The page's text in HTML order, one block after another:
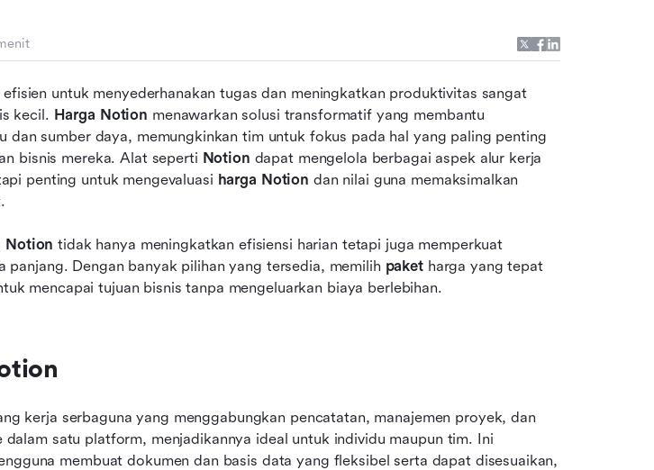
untuk menyederhanakan tugas dan meningkatkan produktivitas sangat
kecil. Harga Notion menawarkan solusi transformatif yang membantu
dan sumber daya, memungkinkan tim untuk fokus pada hal yang paling penting
bisnis mereka. Alat seperti Notion dapat mengelola berbagai aspek alur kerja
penting untuk mengevaluasi harga Notion dan nilai guna memaksimalkan
Notion tidak hanya meningkatkan efisiensi harian tetapi juga memperkuat
panjang. Dengan banyak pilihan yang tersedia, memilih paket harga yang tepat
mencapai tujuan bisnis tanpa mengeluarkan biaya berlebihan.
kerja serbaguna yang menggabungkan pencatatan, manajemen proyek, dan
dalam satu platform, menjadikannya ideal untuk individu maupun tim. Ini
membuat dokumen dan basis data yang fleksibel serta dapat disesuaikan,